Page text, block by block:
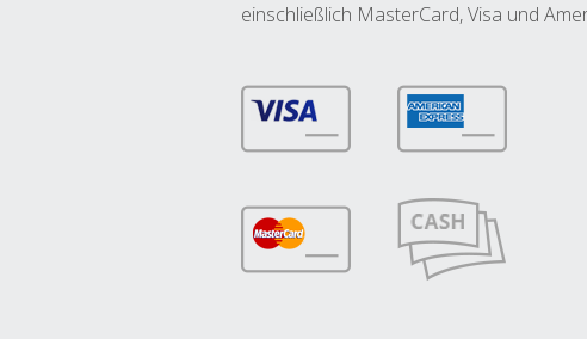
einschließlich MasterCard, Visa und